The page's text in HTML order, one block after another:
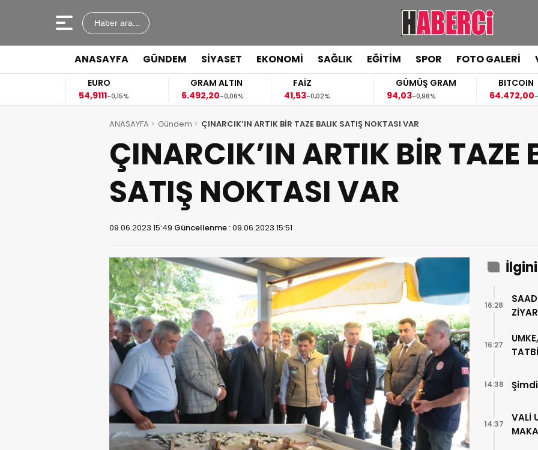
Haber ara...
ANASAYFA GÜNDEM SİYASET EKONOMİ SAĞLIK EĞİTİM SPOR FOTO GALERİ
EURO
54,9111-0,15%
GRAM ALTIN
6.492,20-0,06%
FAİZ
41,53
-0,02%
GÜMÜŞ GRAM
94,03-0,96%
BITCOIN
64.472,00-0,49%
ANASAYFA Gündem ÇINARCIK’IN ARTIK BİR TAZE BALIK SATIŞ NOKTASI VAR
ÇINARCIK’IN ARTIK BİR TAZE
SATIŞ NOKTASI VAR
09.06.2023 15:49 Güncellenme :09.06.2023 15:51
16:28
16:27
14:38
VALİ
14:37